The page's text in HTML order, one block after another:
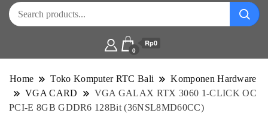
0
Rp0
Home Toko Komputer RTC Bali
Komponen Hardware
VGA CARD
VGA GALAX RTX 3060 1-CLICK OC
PCI-E 8GB GDDR6 128Bit (36NSL8MD60CC)